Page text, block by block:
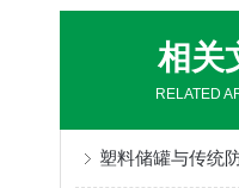
相关
RELATED